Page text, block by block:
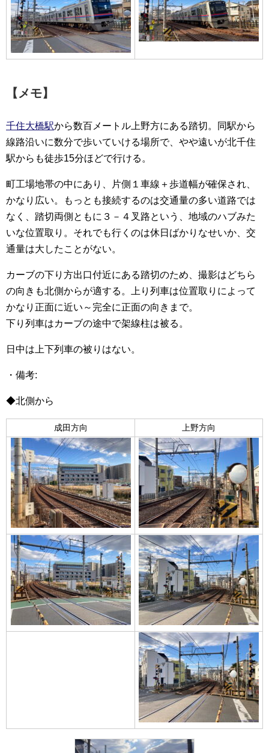
【メモ】
千住大橋駅から数百メートル上野方にある踏切。同駅から
線路沿いに数分で歩いていける場所で、やや遠いが北千住
駅からも徒歩15分ほどで行ける。
町工場地帯の中にあり、片側１車線＋歩道幅が確保され、
かなり広い。もっとも接続するのは交通量の多い道路では
なく、踏切両側ともに３－４叉路という、地域のハブみた
いな位置取り。それでも行くのは休日ばかりなせいか、交
通量は大したことがない。
カーブの下り方出口付近にある踏切のため、撮影はどちら
の向きも北側からが適する。上り列車は位置取りによって
かなり正面に近い～完全に正面の向きまで。
下り列車はカーブの途中で架線柱は被る。
日中は上下列車の被りはない。
・備考:
◆北側から
成田方向 上野方向